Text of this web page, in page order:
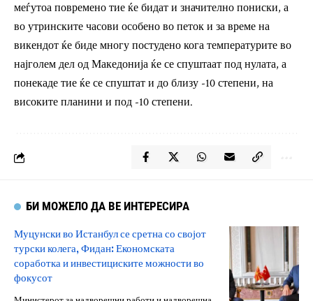
меѓутоа повремено тие ќе бидат и значително пониски, а
во утринските часови особено во петок и за време на
викендот ќе биде многу постудено кога температурите во
најголем дел од Македонија ќе се спуштаат под нулата, а
понекаде тие ќе се спуштат и до близу -10 степени, на
високите планини и под -10 степени.
БИ МОЖЕЛО ДА ВЕ ИНТЕРЕСИРА
Муцунски во Истанбул се сретна со својот
турски колега, Фидан: Економската
соработка и инвестициските можности во
фокусот